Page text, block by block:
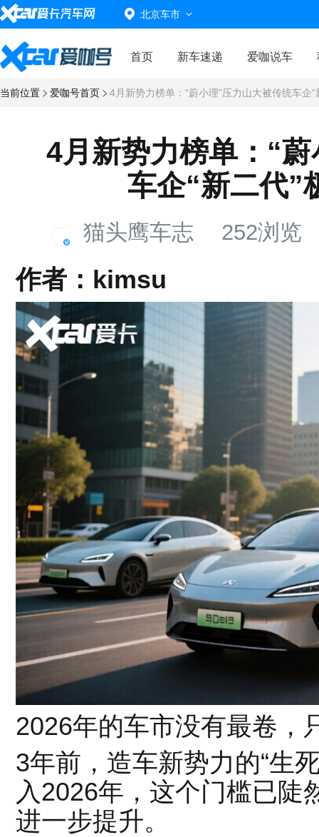
北京车市
首页 新车速递 爱咖说车
当前位置 爱咖号首页 4月新势力榜单：“蔚小理”压力山大被传统车企
4月新势力榜单：“
车企“新二代”
猫头鹰车志 252浏览
作者：kimsu
2026年的车市没有最卷，
3年前，造车新势力的“生
入2026年，这个门槛已陡
进一步提升。